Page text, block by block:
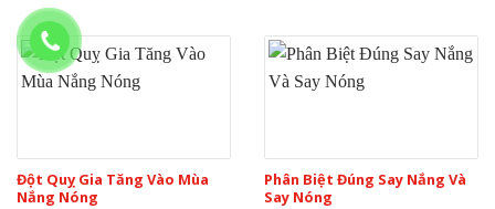
Đột Quỵ Gia Tăng Vào Mùa
Nắng Nóng
Phân Biệt Đúng Say Nắng Và
Say Nóng